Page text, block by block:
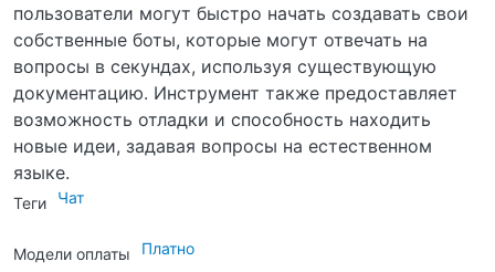
пользователи могут быстро начать создавать свои
собственные боты, которые могут отвечать на
вопросы в секундах, используя существующую
документацию. Инструмент также предоставляет
возможность отладки и способность находить
новые идеи, задавая вопросы на естественном
языке.
Теги Чат
Модели оплаты Платно